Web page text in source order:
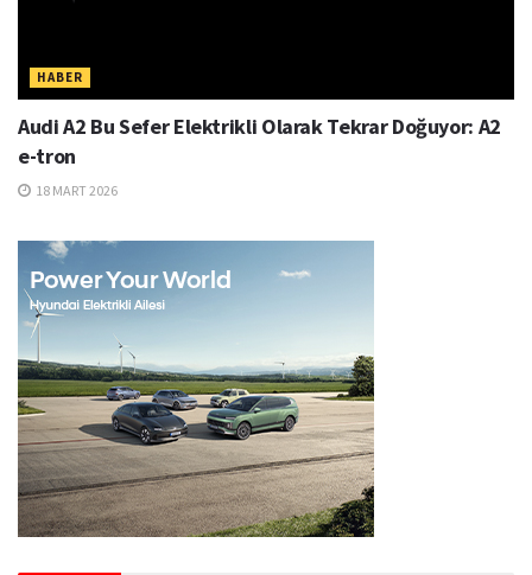
HABER
Audi A2 Bu Sefer Elektrikli Olarak Tekrar Doğuyor: A2
e-tron
18 MART 2026